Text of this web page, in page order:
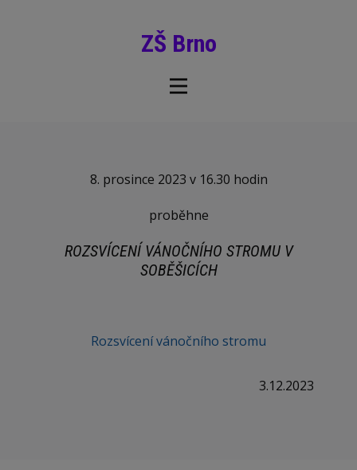
ZŠ Brno
8. prosince 2023 v 16.30 hodin
proběhne
ROZSVÍCENÍ VÁNOČNÍHO STROMU V
SOBĚŠICÍCH
Rozsvícení vánočního stromu
3.12.2023